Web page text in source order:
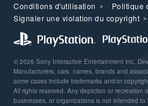
Conditions d'utilisation
Politique
Signaler une violation du copyright
© 2026 Sony Interactive Entertainment Inc.
Manufacturers, cars, names, brands and
some cases include trademarks and/or
All rights reserved. Any depiction or recreation
businesses, or organizations is not intended